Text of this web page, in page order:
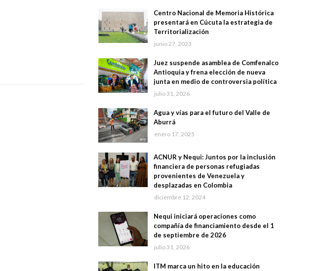
Centro Nacional de Memoria Histórica
presentará en Cúcuta la estrategia de
Territorialización
junio 27, 2023
Juez suspende asamblea de Comfenalco
Antioquia y frena elección de nueva
junta en medio de controversia política
julio 31, 2026
Agua y vías para el futuro del Valle de
Aburrá
enero 17, 2025
ACNUR y Nequi: Juntos por la inclusión
financiera de personas refugiadas
provenientes de Venezuela y
desplazadas en Colombia
diciembre 12, 2024
Nequi iniciará operaciones como
compañía de financiamiento desde el 1
de septiembre de 2026
julio 31, 2026
ITM marca un hito en la educación